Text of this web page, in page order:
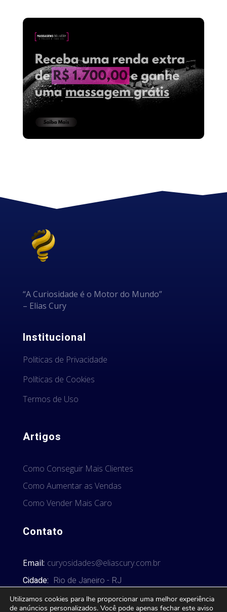
“A Curiosidade é o Motor do Mundo”
– Elias Cury
Institucional
Politicas de Privacidade
Políticas de Cookies
Termos de Uso
Artigos
Como Conseguir Mais Clientes
Como Aumentar as Vendas
Como Vender Mais Caro
Contato
Email: curyosidades@eliascury.com.br
Cidade: Rio de Janeiro - RJ
Utilizamos cookies para lhe proporcionar uma melhor experiência
de anúncios personalizados. Você pode apenas fechar este aviso